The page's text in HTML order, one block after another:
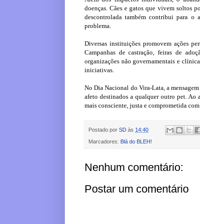
doenças. Cães e gatos que vivem soltos
descontrolada também contribui para o
problema.
Diversas instituições promovem ações
Campanhas de castração, feiras de
organizações não governamentais e
iniciativas.
No Dia Nacional do Vira-Lata, a
afeto destinados a qualquer outro pet. Ao
mais consciente, justa e comprometida
Postado por SD às 14:40
Marcadores: Blá do BLEH!
Nenhum comentário:
Postar um comentário